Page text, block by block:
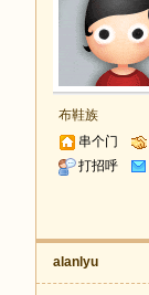
布鞋族
串个门
打招呼
alanlyu